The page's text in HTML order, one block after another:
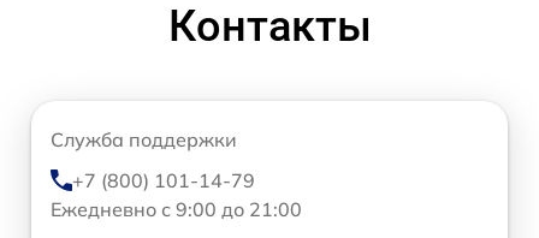
Контакты
Служба поддержки
+7 (800) 101-14-79
Ежедневно с 9:00 до 21:00